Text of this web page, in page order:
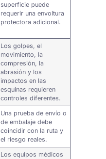
superficie puede
requerir una envoltura
protectora adicional.
Los golpes, el
movimiento, la
compresión, la
abrasión y los
impactos en las
esquinas requieren
controles diferentes.
Una prueba de envío o
de embalaje debe
coincidir con la ruta y
el riesgo reales.
Los equipos médicos